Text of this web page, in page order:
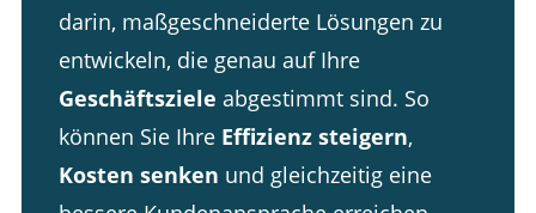
darin, maßgeschneiderte Lösungen zu
entwickeln, die genau auf Ihre
Geschäftsziele abgestimmt sind. So
können Sie Ihre Effizienz steigern,
Kosten senken und gleichzeitig eine